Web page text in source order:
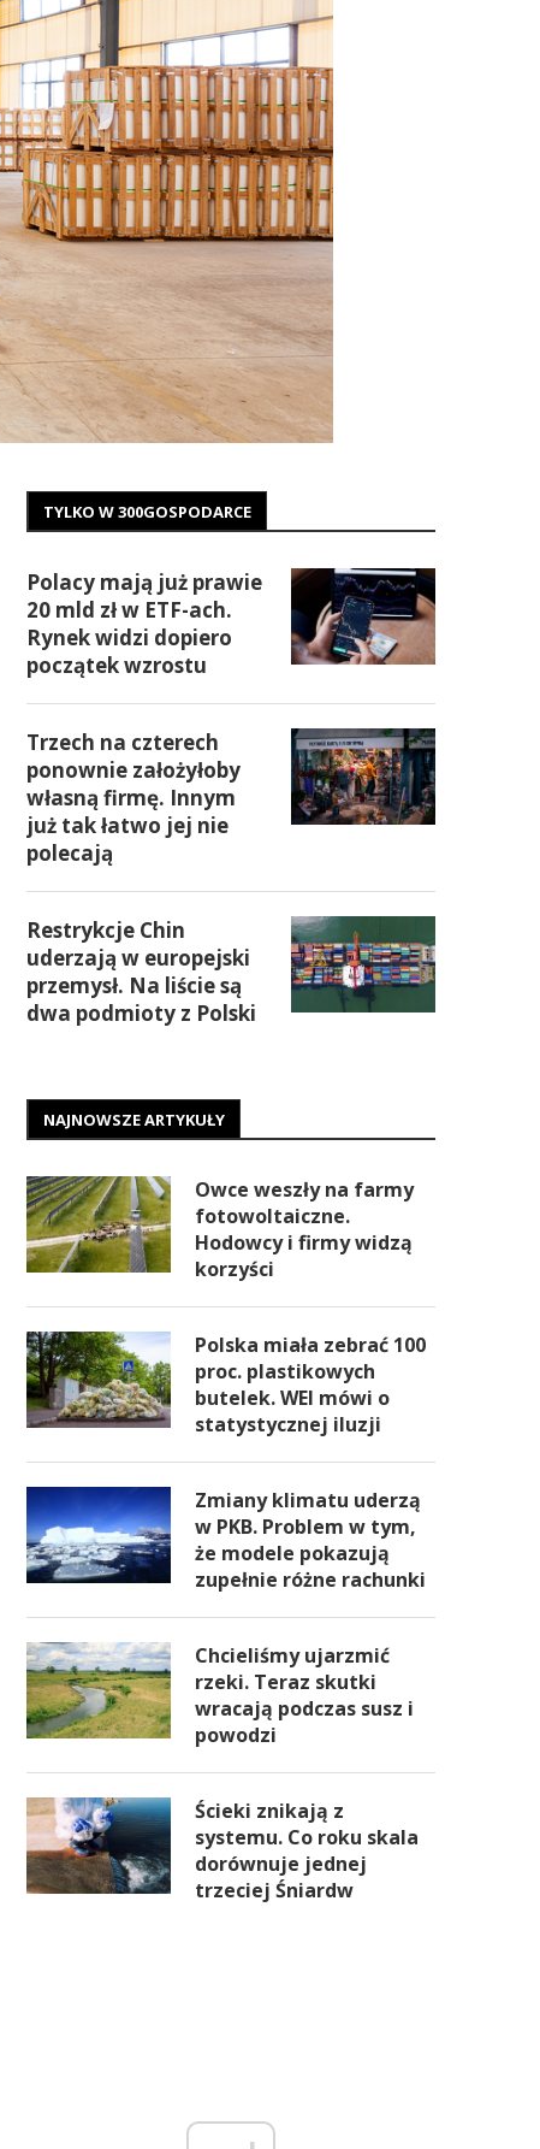
TYLKO W 300GOSPODARCE
Polacy mają już prawie
20 mld zł w ETF-ach.
Rynek widzi dopiero
początek wzrostu
Trzech na czterech
ponownie założyłoby
własną firmę. Innym
już tak łatwo jej nie
polecają
Restrykcje Chin
uderzają w europejski
przemysł. Na liście są
dwa podmioty z Polski
NAJNOWSZE ARTYKUŁY
Owce weszły na farmy
fotowoltaiczne.
Hodowcy i firmy widzą
korzyści
Polska miała zebrać 100
proc. plastikowych
butelek. WEI mówi o
statystycznej iluzji
Zmiany klimatu uderzą
w PKB. Problem w tym,
że modele pokazują
zupełnie różne rachunki
Chcieliśmy ujarzmić
rzeki. Teraz skutki
wracają podczas susz i
powodzi
Ścieki znikają z
systemu. Co roku skala
dorównuje jednej
trzeciej Śniardw